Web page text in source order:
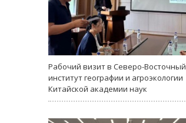
Рабочий визит в Северо-Восточный
институт географии и агроэкологии
Китайской академии наук